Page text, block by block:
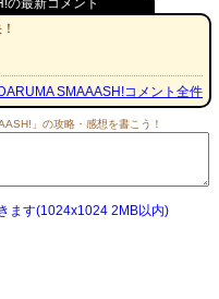
の最新コメント
SMAAASH!コメント全件
」の攻略・感想を書こう！
ます(1024x1024 2MB以内)